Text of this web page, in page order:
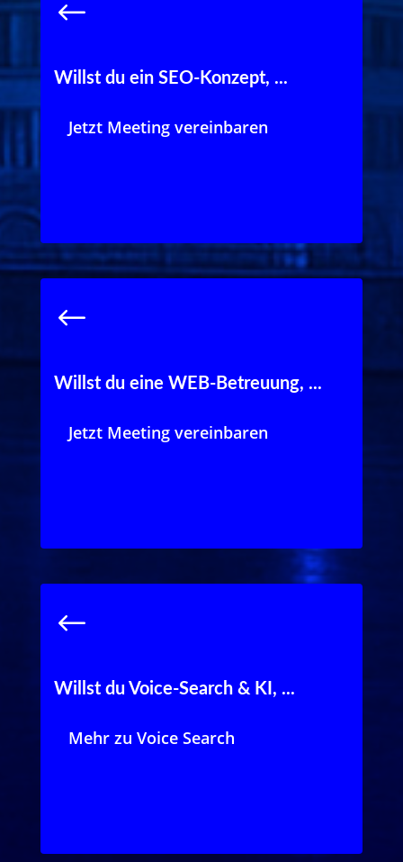
Willst du ein SEO-Konzept, ...
Jetzt Meeting vereinbaren
welches dir wertvolle Top10-
Website bringt?
Willst du eine WEB-Betreuung, ...
Jetzt Meeting vereinbaren
welche mit einem CMS + SEO ABO
Willst du Voice-Search & KI, ...
Mehr zu Voice Search
welche die Sichtbarkeit deiner